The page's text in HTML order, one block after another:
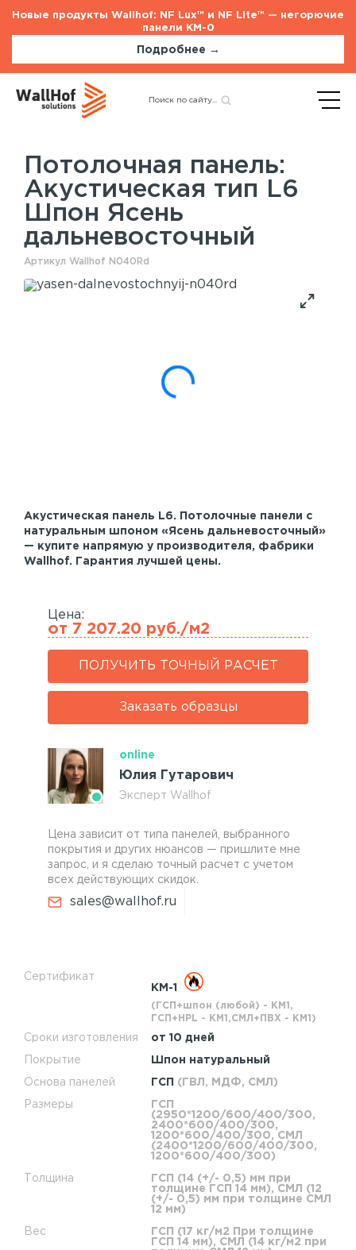
Новые продукты Wallhof: NF Lux™ и NF Lite™ — негорючие
панели КМ-0
Подробнее →
Стеновые панели
Шпонированные панели
Акустические панели
Услуги
Монтаж акустических панелей
Назад
Акустические панели
Потолочная панель:
Акустическая тип L6
Шпон Ясень
дальневосточный
Артикул Wallhof N040Rd
Акустическая панель L6. Потолочные панели с
натуральным шпоном «Ясень дальневосточный»
— купите напрямую у производителя, фабрики
Wallhof. Гарантия лучшей цены.
Сертификат
КМ-1
(ГСП+шпон (любой) - КМ1,
ГСП+HPL - КМ1,СМЛ+ПВХ - КМ1)
Сроки изготовления от 10 дней
Покрытие Шпон натуральный
Основа панелей ГСП (ГВЛ, МДФ, СМЛ)
Размеры
ГСП
(2950*1200/600/400/300,
2400*600/400/300,
1200*600/400/300, СМЛ
(2400*1200/600/400/300,
1200*600/400/300)
Толщина
ГСП (14 (+/- 0,5) мм при
толщине ГСП 14 мм), СМЛ (12
(+/- 0,5) мм при толщине СМЛ
12 мм)
Вес
ГСП (17 кг/м2 При толщине
ГСП 14 мм), СМЛ (14 кг/м2 при
Цена:
от 7 207.20 руб./м2
ПОЛУЧИТЬ ТОЧНЫЙ РАСЧЕТ
Заказать образцы
online
Юлия Гутарович
Эксперт Wallhof
Цена зависит от типа панелей, выбранного
покрытия и других нюансов — пришлите мне
запрос, и я сделаю точный расчет с учетом
всех действующих скидок.
sales@wallhof.ru